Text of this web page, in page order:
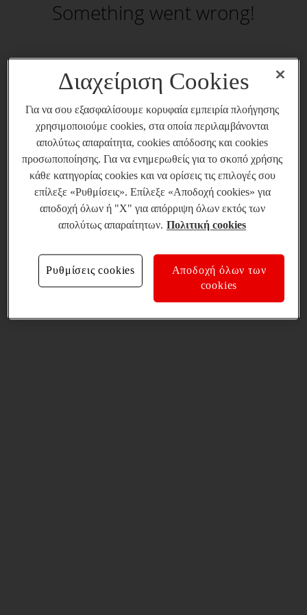
Something went wrong!
Διαχείριση Cookies
Για να σου εξασφαλίσουμε κορυφαία εμπειρία πλοήγησης
χρησιμοποιούμε cookies, στα οποία περιλαμβάνονται
απολύτως απαραίτητα, cookies απόδοσης και cookies
προσωποποίησης. Για να ενημερωθείς για το σκοπό χρήσης
κάθε κατηγορίας cookies και να ορίσεις τις επιλογές σου
επίλεξε «Ρυθμίσεις». Επίλεξε «Αποδοχή cookies» για
αποδοχή όλων ή "X" για απόρριψη όλων εκτός των
απολύτως απαραίτητων. Πολιτική cookies
Ρυθμίσεις cookies
Αποδοχή όλων των
cookies